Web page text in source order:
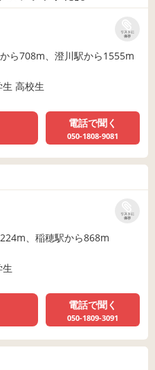
リストに
保存
ら708m、澄川駅から1555m
高校生
電話で聞く
050-1808-9081
リストに
保存
、稲穂駅から868m
電話で聞く
050-1809-3091